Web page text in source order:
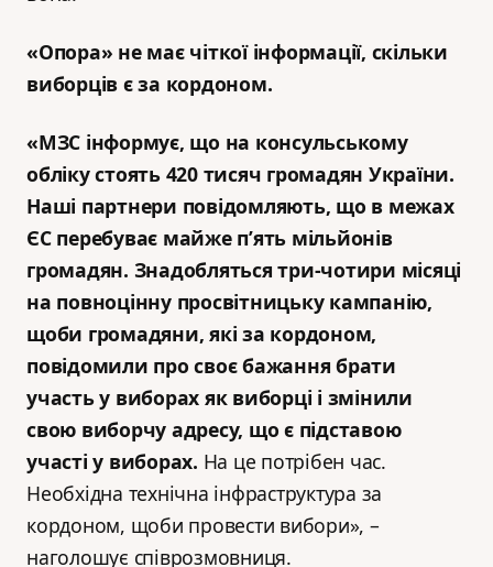
«Опора» не має чіткої інформації, скільки
виборців є за кордоном.
«МЗС інформує, що на консульському
обліку стоять 420 тисяч громадян України.
Наші партнери повідомляють, що в межах
ЄС перебуває майже п’ять мільйонів
громадян. Знадобляться три-чотири місяці
на повноцінну просвітницьку кампанію,
щоби громадяни, які за кордоном,
повідомили про своє бажання брати
участь у виборах як виборці і змінили
свою виборчу адресу, що є підставою
участі у виборах. На це потрібен час.
Необхідна технічна інфраструктура за
кордоном, щоби провести вибори», –
наголошує співрозмовниця.